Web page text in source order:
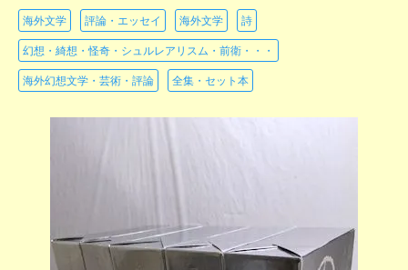
海外文学 評論・エッセイ 海外文学 詩
幻想・綺想・怪奇・シュルレアリスム・前衛・・・
海外幻想文学・芸術・評論 全集・セット本